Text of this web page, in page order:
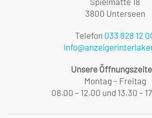
3800 Unterseen
Telefon 033 828 12
Unsere
Montag – Freitag
08.00 – 12.00 und 13.30 –